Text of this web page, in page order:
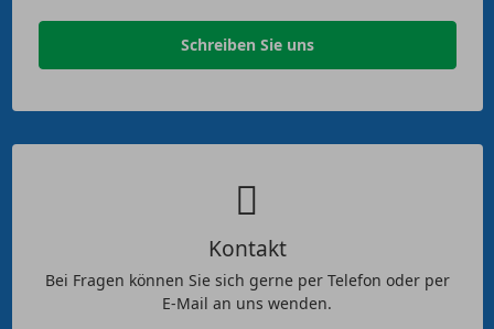
Schreiben Sie uns
Kontakt
Bei Fragen können Sie sich gerne per Telefon oder per
E-Mail an uns wenden.